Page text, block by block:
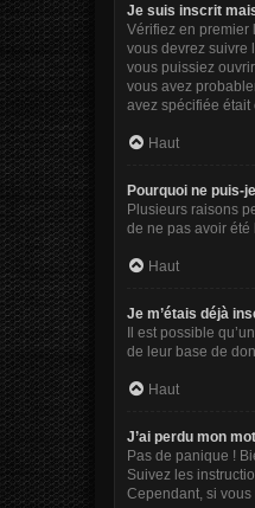
Je suis inscrit
Vérifiez en premier
vous devrez suivre
vous puissiez
vous avez
avez spécifiée était
Haut
Pourquoi ne puis-
Plusieurs raisons
de ne pas avoir été
Haut
Je m’étais déjà
Il est possible
de leur base de
Haut
J’ai perdu mon
Pas de panique !
Suivez les
Cependant, si